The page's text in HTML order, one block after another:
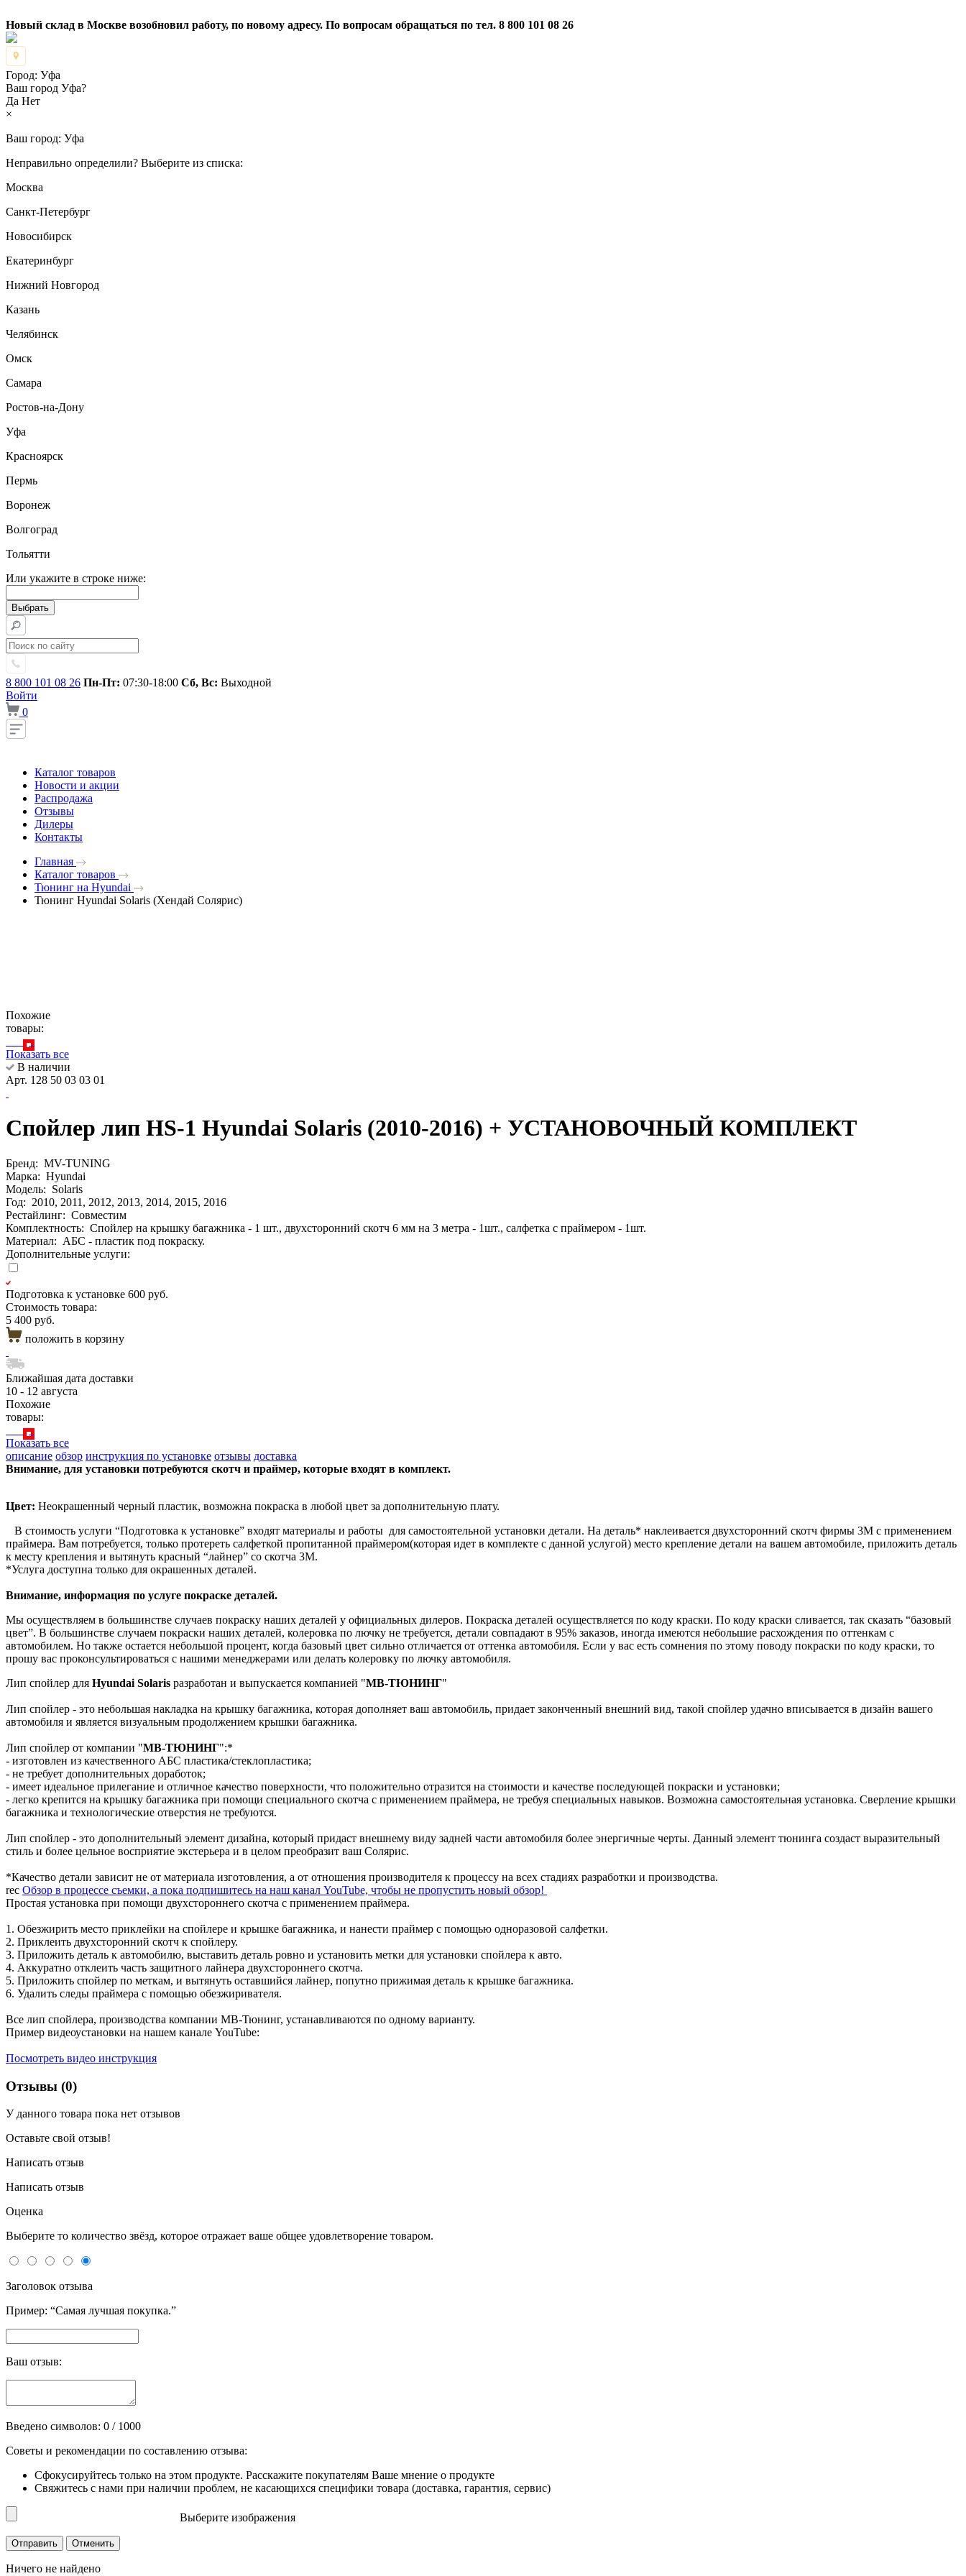
Новый склад в Москве возобновил работу, по новому адресу. По вопросам обращаться по тел. 8 800 101 08 26
Город: Уфа
Ваш город Уфа?
Да Нет
×
Ваш город: Уфа
Неправильно определили? Выберите из списка:
Москва
Санкт-Петербург
Новосибирск
Екатеринбург
Нижний Новгород
Казань
Челябинск
Омск
Самара
Ростов-на-Дону
Уфа
Красноярск
Пермь
Воронеж
Волгоград
Тольятти
Или укажите в строке ниже:
8 800 101 08 26 Пн-Пт: 07:30-18:00 Сб, Вс: Выходной
Войти
0
Каталог товаров
Новости и акции
Распродажа
Отзывы
Дилеры
Контакты
Главная
Каталог товаров
Тюнинг на Hyundai
Тюнинг Hyundai Solaris (Хендай Солярис)
Похожие
товары:
Показать все
В наличии
Арт. 128 50 03 03 01
Спойлер лип HS-1 Hyundai Solaris (2010-2016) + УСТАНОВОЧНЫЙ КОМПЛЕКТ
Бренд: MV-TUNING
Марка: Hyundai
Модель: Solaris
Год: 2010, 2011, 2012, 2013, 2014, 2015, 2016
Рестайлинг: Совместим
Комплектность: Спойлер на крышку багажника - 1 шт., двухсторонний скотч 6 мм на 3 метра - 1шт., салфетка с праймером - 1шт.
Материал: АБС - пластик под покраску.
Дополнительные услуги:
Подготовка к установке 600 руб.
Стоимость товара:
5 400 руб.
положить в корзину
Ближайшая дата доставки
10 - 12 августа
Похожие
товары:
Показать все
описание обзор инструкция по установке отзывы доставка
Внимание, для установки потребуются скотч и праймер, которые входят в комплект.
Цвет: Неокрашенный черный пластик, возможна покраска в любой цвет за дополнительную плату.
В стоимость услуги “Подготовка к установке” входят материалы и работы для самостоятельной установки детали. На деталь* наклеивается двухсторонний скотч фирмы 3М с применением
праймера. Вам потребуется, только протереть салфеткой пропитанной праймером(которая идет в комплекте с данной услугой) место крепление детали на вашем автомобиле, приложить деталь
к месту крепления и вытянуть красный “лайнер” со скотча 3М.
*Услуга доступна только для окрашенных деталей.
Внимание, информация по услуге покраске деталей.
Мы осуществляем в большинстве случаев покраску наших деталей у официальных дилеров. Покраска деталей осуществляется по коду краски. По коду краски сливается, так сказать “базовый
цвет”. В большинстве случаем покраски наших деталей, колеровка по лючку не требуется, детали совпадают в 95% заказов, иногда имеются небольшие расхождения по оттенкам с
автомобилем. Но также остается небольшой процент, когда базовый цвет сильно отличается от оттенка автомобиля. Если у вас есть сомнения по этому поводу покраски по коду краски, то
прошу вас проконсультироваться с нашими менеджерами или делать колеровку по лючку автомобиля.
Лип спойлер для Hyundai Solaris разработан и выпускается компанией "МВ-ТЮНИНГ"
Лип спойлер - это небольшая накладка на крышку багажника, которая дополняет ваш автомобиль, придает законченный внешний вид, такой спойлер удачно вписывается в дизайн вашего
автомобиля и является визуальным продолжением крышки багажника.
Лип спойлер от компании "МВ-ТЮНИНГ":*
- изготовлен из качественного АБС пластика/стеклопластика;
- не требует дополнительных доработок;
- имеет идеальное прилегание и отличное качество поверхности, что положительно отразится на стоимости и качестве последующей покраски и установки;
- легко крепится на крышку багажника при помощи специального скотча с применением праймера, не требуя специальных навыков. Возможна самостоятельная установка. Сверление крышки
багажника и технологические отверстия не требуются.
Лип спойлер - это дополнительный элемент дизайна, который придаст внешнему виду задней части автомобиля более энергичные черты. Данный элемент тюнинга создаст выразительный
стиль и более цельное восприятие экстерьера и в целом преобразит ваш Солярис.
*Качество детали зависит не от материала изготовления, а от отношения производителя к процессу на всех стадиях разработки и производства.
rec Обзор в процессе съемки, а пока подпишитесь на наш канал YouTube, чтобы не пропустить новый обзор!
Простая установка при помощи двухстороннего скотча с применением праймера.
1. Обезжирить место приклейки на спойлере и крышке багажника, и нанести праймер с помощью одноразовой салфетки.
2. Приклеить двухсторонний скотч к спойлеру.
3. Приложить деталь к автомобилю, выставить деталь ровно и установить метки для установки спойлера к авто.
4. Аккуратно отклеить часть защитного лайнера двухстороннего скотча.
5. Приложить спойлер по меткам, и вытянуть оставшийся лайнер, попутно прижимая деталь к крышке багажника.
6. Удалить следы праймера с помощью обезжиривателя.
Все лип спойлера, производства компании МВ-Тюнинг, устанавливаются по одному варианту.
Пример видеоустановки на нашем канале YouTube:
Посмотреть видео инструкция
Отзывы (0)
У данного товара пока нет отзывов
Оставьте свой отзыв!
Написать отзыв
Написать отзыв
Оценка
Выберите то количество звёзд, которое отражает ваше общее удовлетворение товаром.
Заголовок отзыва
Пример: “Самая лучшая покупка.”
Ваш отзыв:
Введено символов: 0 / 1000
Советы и рекомендации по составлению отзыва:
Сфокусируйтесь только на этом продукте. Расскажите покупателям Ваше мнение о продукте
Свяжитесь с нами при наличии проблем, не касающихся специфики товара (доставка, гарантия, сервис)
Выберите изображения
Ничего не найдено